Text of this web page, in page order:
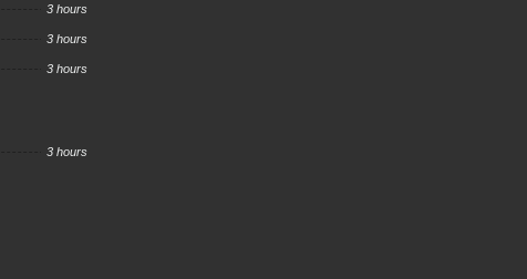
3 hours
3 hours
3 hours
3 hours